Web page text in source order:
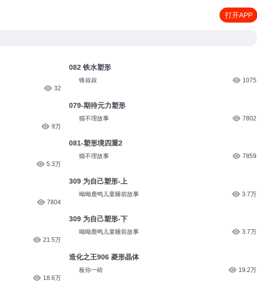
打开APP
32
9万
5.3万
7804
21.5万
18.6万
082 铁水塑形
锋叔叔 1075
079-期待元力塑形
猫不理故事 7802
081-塑形境四重2
猫不理故事 7859
309 为自己塑形-上
呦呦鹿鸣儿童睡前故事 3.7万
309 为自己塑形-下
呦呦鹿鸣儿童睡前故事 3.7万
造化之王906 菱形晶体
板你一砖 19.2万